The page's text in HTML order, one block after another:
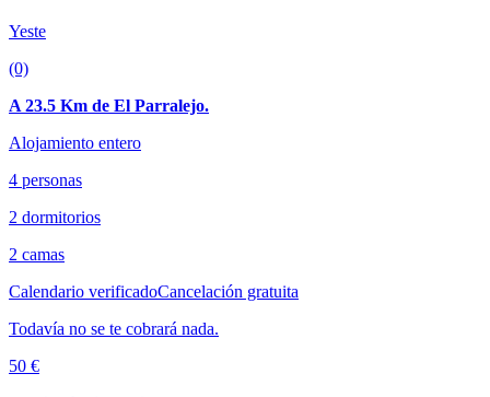
Yeste
(0)
A 23.5 Km de El Parralejo.
Alojamiento entero
4 personas
2 dormitorios
2 camas
Calendario verificadoCancelación gratuita
Todavía no se te cobrará nada.
50 €